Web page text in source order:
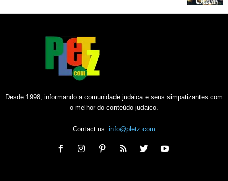
Desde 1998, informando a comunidade judaica e seus simpatizantes com
o melhor do conteúdo judaico.
Contact us: info@pletz.com